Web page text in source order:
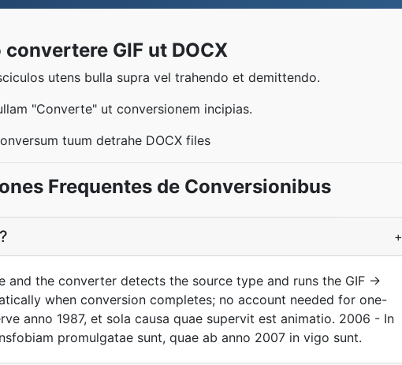
GIF ut DOCX
utens bulla supra vel trahendo et demittendo.
"Converte" ut conversionem incipias.
tuum detrahe DOCX files
Frequentes de Conversionibus
+
and the converter detects the source type and runs the GIF →
when conversion completes; no account needed for one-
anno 1987, et sola causa quae supervit est animatio. 2006 - In
promulgatae sunt, quae ab anno 2007 in vigo sunt.